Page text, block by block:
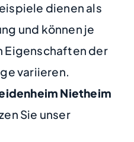
dienen als
und können je
Eigenschaften der
variieren.
Nietheim
Sie unser